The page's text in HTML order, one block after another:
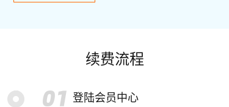
续费流程
登陆会员中心